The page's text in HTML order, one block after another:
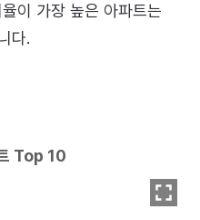
이 가장 높은 아파트는
다.
Top 10